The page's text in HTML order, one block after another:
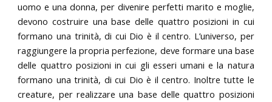
uomo e una donna, per divenire perfetti marito e moglie,
devono costruire una base delle quattro posizioni in cui
formano una trinità, di cui Dio è il centro. L’universo, per
raggiungere la propria perfezione, deve formare una base
delle quattro posizioni in cui gli esseri umani e la natura
formano una trinità, di cui Dio è il centro. Inoltre tutte le
creature, per realizzare una base delle quattro posizioni